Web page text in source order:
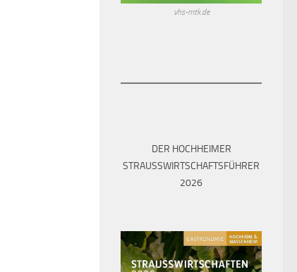
vhs-mtk.de
DER HOCHHEIMER
STRAUSSWIRTSCHAFTSFÜHRER 2
026